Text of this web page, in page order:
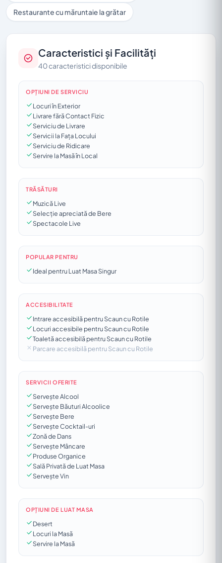
Restaurante cu măruntaie la grătar
Caracteristici și Facilități
40 caracteristici disponibile
OPȚIUNI DE SERVICIU
Locuri în Exterior
Livrare fără Contact Fizic
Serviciu de Livrare
Servicii la Fața Locului
Serviciu de Ridicare
Servire la Masă în Local
TRĂSĂTURI
Muzică Live
Selecție apreciată de Bere
Spectacole Live
POPULAR PENTRU
Ideal pentru Luat Masa Singur
ACCESIBILITATE
Intrare accesibilă pentru Scaun cu Rotile
Locuri accesibile pentru Scaun cu Rotile
Toaletă accesibilă pentru Scaun cu Rotile
Parcare accesibilă pentru Scaun cu Rotile
SERVICII OFERITE
Servește Alcool
Servește Băuturi Alcoolice
Servește Bere
Servește Cocktail-uri
Zonă de Dans
Servește Mâncare
Produse Organice
Sală Privată de Luat Masa
Servește Vin
OPȚIUNI DE LUAT MASA
Desert
Locuri la Masă
Servire la Masă